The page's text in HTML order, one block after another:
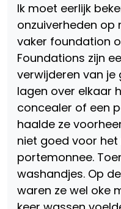
Ik moet eerlijk
onzuiverheden op
vaker foundation
Foundations zijn
verwijderen van je
lagen over elkaar
concealer of een
haalde ze
niet goed voor het
portemonnee.
washandjes. Op
waren ze wel oke